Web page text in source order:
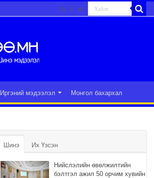
Иргэний мэдээлэл Монгол бахархал
Шинэ Их Үзсэн
Нийслэлийн өвөлжилтийн
бэлтгэл ажил 50 орчим хувийн